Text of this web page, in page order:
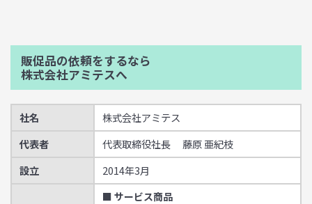
販促品の依頼をするなら
株式会社アミテスへ
社名
株式会社アミテス
代表者
代表取締役社長 藤原 亜紀枝
設立
2014年3月
■ サービス商品